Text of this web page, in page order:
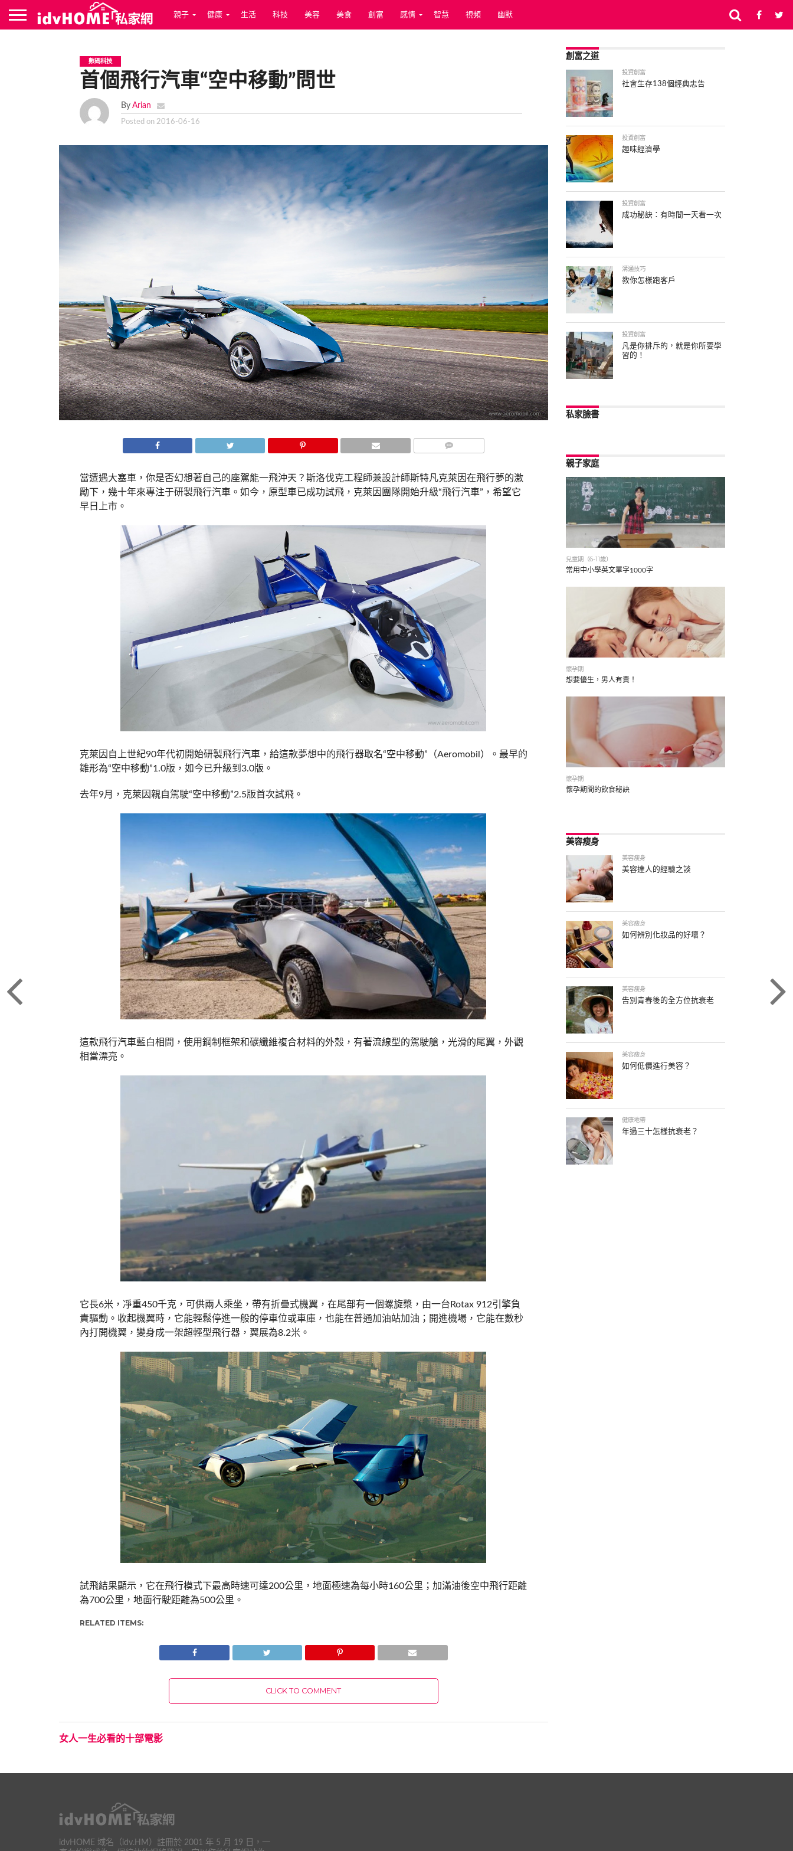
親子 健康 生活 科技 美容 美食 創富 感情 智慧 視頻 幽默
數碼科技
首個飛行汽車“空中移動”問世
By Arian
Posted on 2016-06-16
當遭遇大塞車，你是否幻想著自己的座駕能一飛沖天？斯洛伐克工程師兼設計師斯特凡克萊因在飛行夢的激
勵下，幾十年來專注于研製飛行汽車。如今，原型車已成功試飛，克萊因團隊開始升級“飛行汽車”，希望它
早日上市。
克萊因自上世紀90年代初開始研製飛行汽車，給這款夢想中的飛行器取名“空中移動”（Aeromobil）。最早的
雛形為“空中移動”1.0版，如今已升級到3.0版。
去年9月，克萊因親自駕駛“空中移動”2.5版首次試飛。
這款飛行汽車藍白相間，使用鋼制框架和碳纖維複合材料的外殼，有著流線型的駕駛艙，光滑的尾翼，外觀
相當漂亮。
它長6米，凈重450千克，可供兩人乘坐，帶有折疊式機翼，在尾部有一個螺旋槳，由一台Rotax 912引擎負
責驅動。收起機翼時，它能輕鬆停進一般的停車位或車庫，也能在普通加油站加油；開進機場，它能在數秒
內打開機翼，變身成一架超輕型飛行器，翼展為8.2米。
試飛結果顯示，它在飛行模式下最高時速可達200公里，地面極速為每小時160公里；加滿油後空中飛行距離
為700公里，地面行駛距離為500公里。
RELATED ITEMS:
CLICK TO COMMENT
女人一生必看的十部電影
創富之道
投資創富
社會生存138個經典忠告
投資創富
趣味經濟學
投資創富
成功秘訣：有時間一天看一次
溝通技巧
教你怎樣跑客戶
投資創富
凡是你排斥的，就是你所要學
習的！
私家臉書
親子家庭
兒童期（6-11歲）
常用中小學英文單字1000字
懷孕期
想要優生，男人有責！
懷孕期
懷孕期間的飲食秘訣
美容瘦身
美容瘦身
美容達人的經驗之談
美容瘦身
如何辨別化妝品的好壞？
美容瘦身
告別青春後的全方位抗衰老
美容瘦身
如何低價進行美容？
健康地帶
年過三十怎樣抗衰老？
idvHOME 域名（idv.HM）註冊於 2001 年 5 月 19 日，一